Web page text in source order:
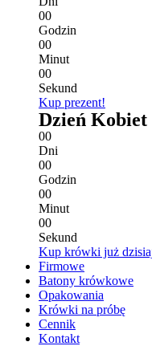
00
Godzin
00
Minut
00
Sekund
Kup prezent!
Dzień Kobiet
00
Dni
00
Godzin
00
Minut
00
Sekund
Kup krówki już
Firmowe
Batony krówkowe
Opakowania
Krówki na próbę
Cennik
Kontakt